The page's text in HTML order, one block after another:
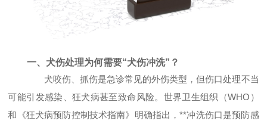
一、犬伤处理为何需要“犬伤冲洗”？
犬咬伤、抓伤是急诊常见的外伤类型，但伤口处理不当
可能引发感染、狂犬病甚至致命风险。世界卫生组织（WHO）
和《狂犬病预防控制技术指南》明确指出，**冲洗伤口是预防感